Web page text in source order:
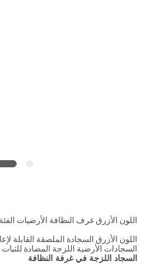
اللون الأزرق غرف النظافة الأرضيات الفئة 1000 المنطقة الصناعية
اللون الأزرق السجادة الملصقة القابلة
السجادات الأرضية اللزجة المضادة للثبات
السجاد اللزجة في غرفة النظافة